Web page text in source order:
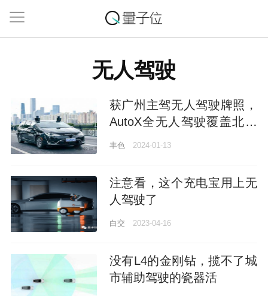
无人驾驶
获广州主驾无人驾驶牌照，
AutoX全无人驾驶覆盖北上
广深+硅谷
丰色 2024-01-13
注意看，这个充电宝用上无
人驾驶了
白交 2023-04-16
没有L4的金刚钻，揽不了城
市辅助驾驶的瓷器活